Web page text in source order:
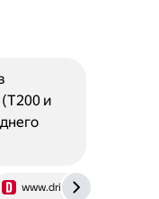
www.drive2.ru
и